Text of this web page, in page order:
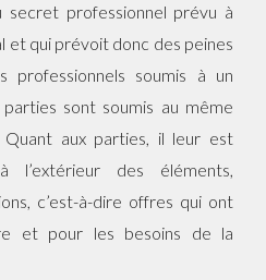
secret professionnel prévu à
et qui prévoit donc des peines
professionnels soumis à un
sont soumis au même
aux parties, il leur est
l’extérieur des éléments,
c’est-à-dire offres qui ont
et pour les besoins de la